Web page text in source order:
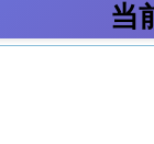
当